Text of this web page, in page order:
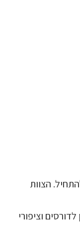
הצוות
לדורסים וציפורי